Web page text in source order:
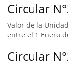
Circular
Valor de la
entre el 1 Enero
Circular